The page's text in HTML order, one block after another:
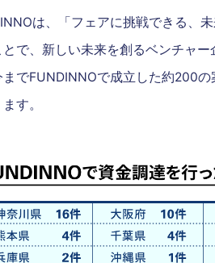
は、「フェアに挑戦できる、
で、新しい未来を創るベンチャー
でFUNDINNOで成立した約200
す。